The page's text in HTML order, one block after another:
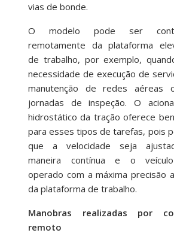
vias de bonde.
O modelo pode ser
remotamente da plataforma
de trabalho, por exemplo,
necessidade de execução de
manutenção de redes aéreas
jornadas de inspeção. O
hidrostático da tração oferece
para esses tipos de tarefas, pois
que a velocidade seja
maneira contínua e o
operado com a máxima precisão
da plataforma de trabalho.
Manobras realizadas por
remoto